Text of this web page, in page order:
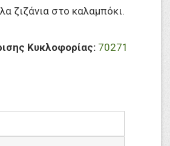
ζιζάνια στο καλαμπόκι.
Κυκλοφορίας: 70271